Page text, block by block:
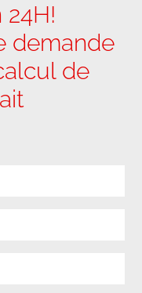
24H!
demande
de